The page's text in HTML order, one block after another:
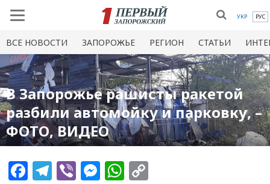
УКР РУС
ВСЕ НОВОСТИ ЗАПОРОЖЬЕ РЕГИОН СТАТЬИ
В Запорожье рашисты ракетой
разбили автомойку и парковку, –
ФОТО, ВИДЕО
Facebook
Telegram
ViberMessenger
WhatsApp